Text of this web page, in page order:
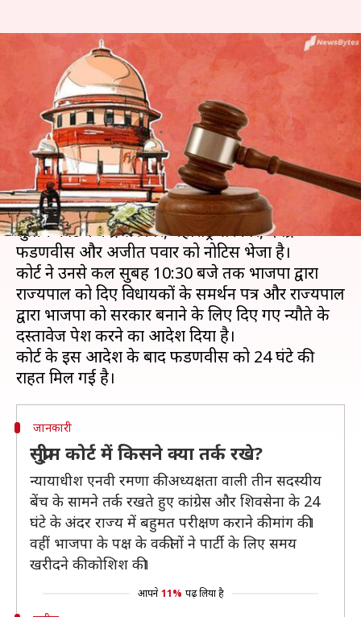
सुप्रीम कोर्ट का केंद्र और महाराष्ट्र
सरकार को नोटिस, गवर्नर की चिठ्ठी
पेश करने का आदेश
मुकुल तोमर Nov 24, 2019 02:07 pm
क्या है खबर?
शिवसेना-कांग्रेस-NCP की याचिका पर सुनवाई करते हुए
सुप्रीम कोर्ट ने केंद्र सरकार, महाराष्ट्र सरकार, देवेंद्र
फडणवीस और अजीत पवार को नोटिस भेजा है।
कोर्ट ने उनसे कल सुबह 10:30 बजे तक भाजपा द्वारा
राज्यपाल को दिए विधायकों के समर्थन पत्र और राज्यपाल
द्वारा भाजपा को सरकार बनाने के लिए दिए गए न्यौते के
दस्तावेज पेश करने का आदेश दिया है।
कोर्ट के इस आदेश के बाद फडणवीस को 24 घंटे की
जानकारी
सु्प्रीम कोर्ट में किसने क्या तर्क रखे?
न्यायाधीश एनवी रमणा की अध्यक्षता वाली तीन सदस्यीय
बेंच के सामने तर्क रखते हुए कांग्रेस और शिवसेना के 24
घंटे के अंदर राज्य में बहुमत परीक्षण कराने की मांग की।
वहीं भाजपा के पक्ष के वकीलों ने पार्टी के लिए समय
खरीदने की कोशिश की।
आपने 11% पढ़ लिया है